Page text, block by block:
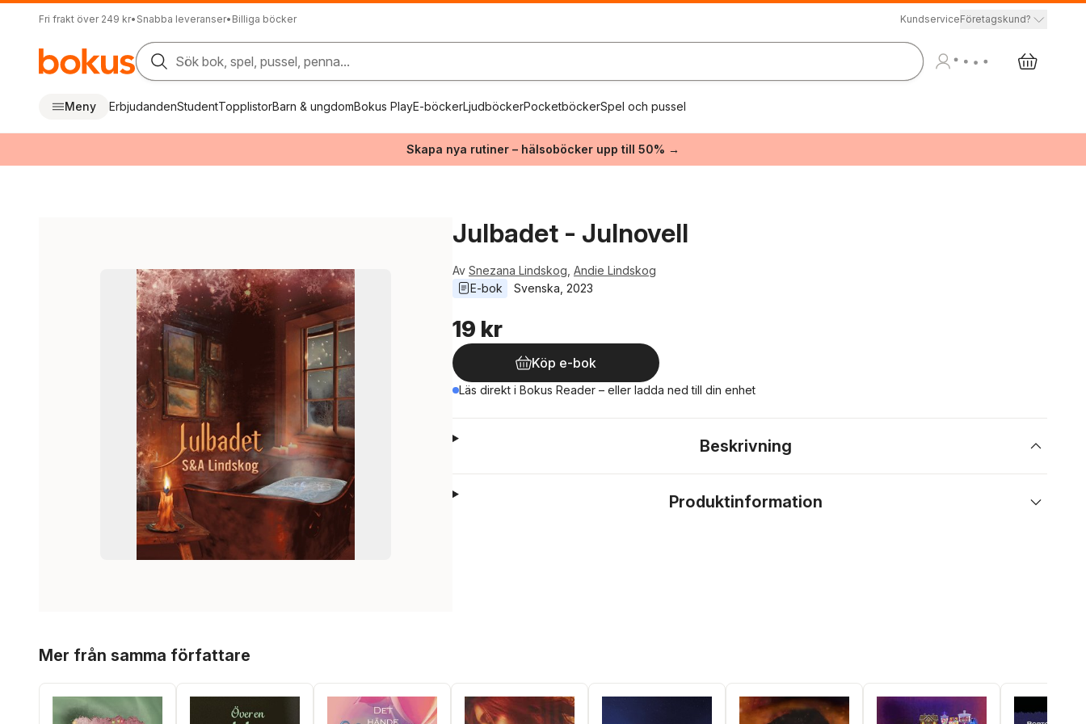
Fri frakt över 249 kr• Snabba leveranser• Billiga böcker KundserviceFöretagskund?
Sök bok, spel, pussel, penna...
Meny ErbjudandenStudentTopplistorBarn & ungdomBokus PlayE-böckerLjudböckerPocketböckerSpel och pussel
Skapa nya rutiner – hälsoböcker upp till 50% →
Julbadet - Julnovell
Av Snezana Lindskog Andie Lindskog
E-bok
Svenska 2023
19 kr
Köp e-bok
Läs direkt i Bokus Reader – eller ladda ned till din enhet
Beskrivning
Produktinformation
Mer från samma författare